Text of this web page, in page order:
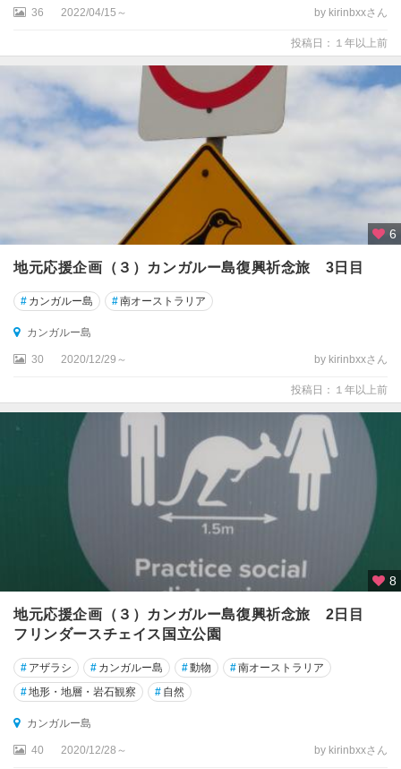
ポ
ス
グ
ス
ア
リ
ー
チ
島
ロ
ン
ン
36 2022/04/15～ by kirinbxxさん
投稿日：１年以上前
6
地元応援企画（３）カンガルー島復興祈念旅 3日目
# カンガルー島 #南オーストラリア
カンガルー島
30 2020/12/29～ by kirinbxxさん
投稿日：１年以上前
8
地元応援企画（３）カンガルー島復興祈念旅 2日目
フリンダースチェイス国立公園
# アザラシ # カンガルー島 #動物 #南オーストラリア
#地形・地層・岩石観察 # 自然
カンガルー島
40 2020/12/28～ by kirinbxxさん